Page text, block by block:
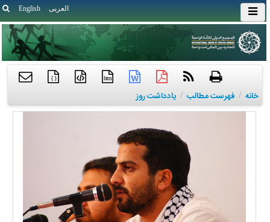
English العربی
htm
{ }
خانه / فهرست مطالب / یادداشت روز